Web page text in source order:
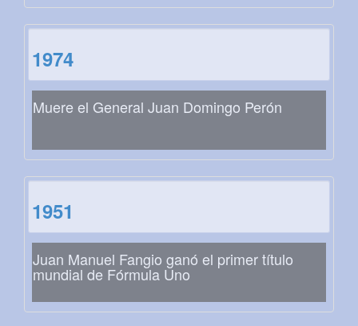
1974
Muere el General Juan Domingo Perón
1951
Juan Manuel Fangio ganó el primer título
mundial de Fórmula Uno